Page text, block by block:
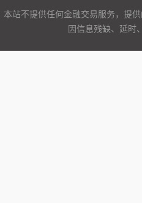
本站不提供任何金融交易服务，提
因信息残缺、延时